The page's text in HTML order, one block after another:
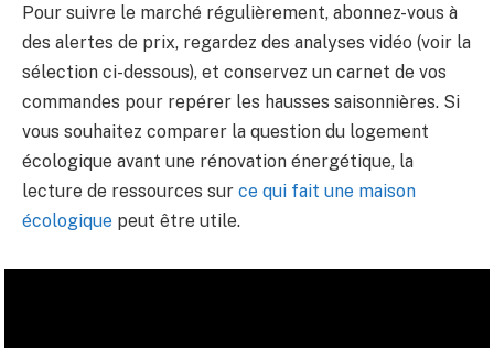
Pour suivre le marché régulièrement, abonnez-vous à
des alertes de prix, regardez des analyses vidéo (voir la
sélection ci-dessous), et conservez un carnet de vos
commandes pour repérer les hausses saisonnières. Si
vous souhaitez comparer la question du logement
écologique avant une rénovation énergétique, la
lecture de ressources sur ce qui fait une maison
écologique peut être utile.